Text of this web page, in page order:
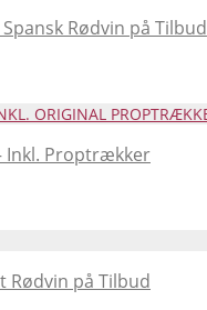
Rødvin på Tilbud
Inkl. Proptrækker
Rødvin på Tilbud